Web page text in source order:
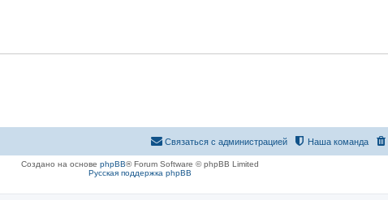
Наша команда
Связаться с администрацией
Создано на основе phpBB® Forum Software © phpBB Limited
Русская поддержка phpBB